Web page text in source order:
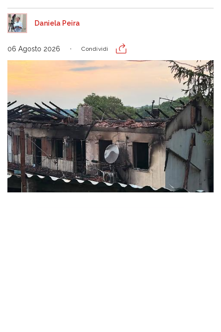
Daniela Peira
06 Agosto 2026 Condividi